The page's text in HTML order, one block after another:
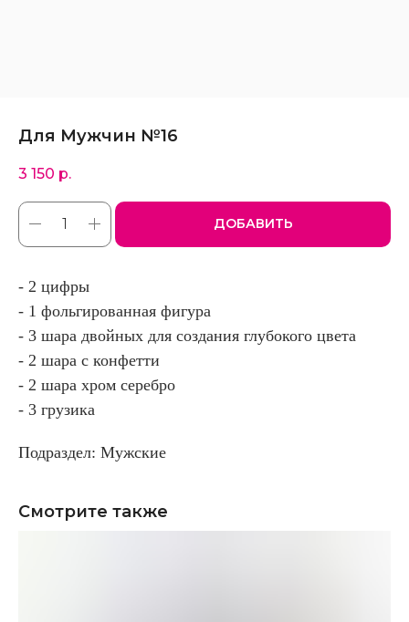
Для Мужчин №16
3 150 р.
ДОБАВИТЬ
- 2 цифры
- 1 фольгированная фигура
- 3 шара двойных для создания глубокого цвета
- 2 шара с конфетти
- 2 шара хром серебро
- 3 грузика
Подраздел: Мужские
Смотрите также